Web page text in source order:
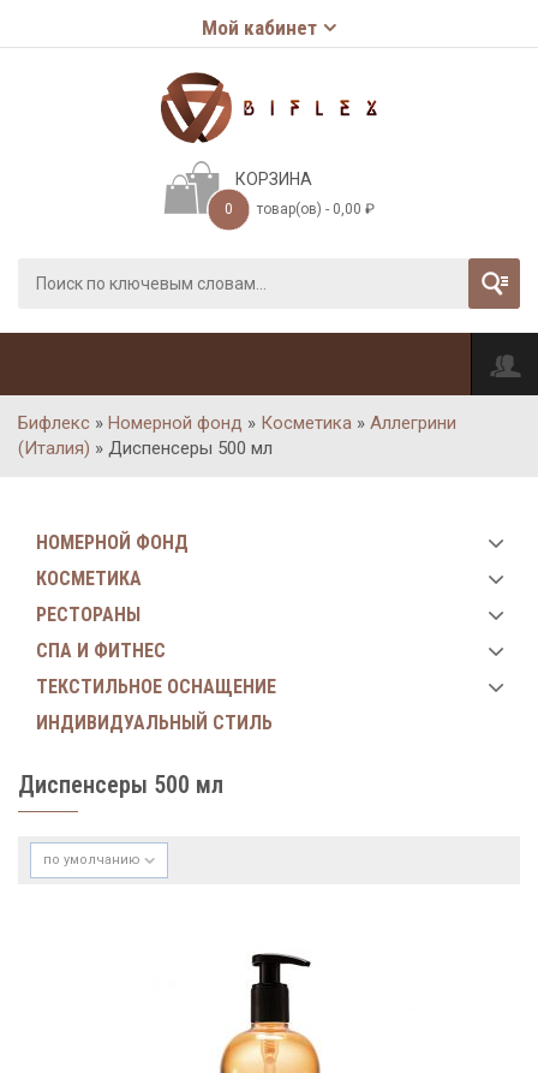
Мой кабинет
КОРЗИНА
0 товар(ов) - 0,00 ₽
Бифлекс » Номерной фонд » Косметика » Аллегрини
(Италия) » Диспенсеры 500 мл
НОМЕРНОЙ ФОНД
КОСМЕТИКА
РЕСТОРАНЫ
СПА И ФИТНЕС
ТЕКСТИЛЬНОЕ ОСНАЩЕНИЕ
ИНДИВИДУАЛЬНЫЙ СТИЛЬ
Диспенсеры 500 мл
по умолчанию